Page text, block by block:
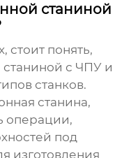
станиной
стоит понять,
станиной с ЧПУ и
станков.
станина,
операции,
под
изготовления